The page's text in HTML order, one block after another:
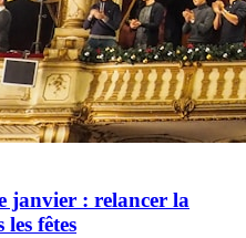
janvier : relancer la
fêtes